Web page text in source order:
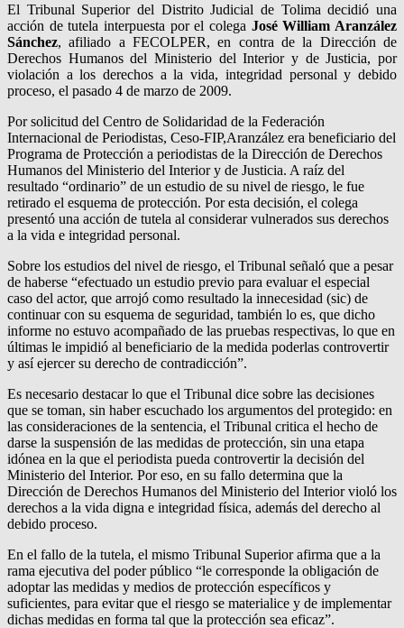
El Tribunal Superior del Distrito Judicial de Tolima decidió una
acción de tutela interpuesta por el colega José William Aranzález
Sánchez, afiliado a FECOLPER, en contra de la Dirección de
Derechos Humanos del Ministerio del Interior y de Justicia, por
violación a los derechos a la vida, integridad personal y debido
proceso, el pasado 4 de marzo de 2009.
Por solicitud del Centro de Solidaridad de la Federación
Internacional de Periodistas, Ceso-FIP,Aranzález era beneficiario del
Programa de Protección a periodistas de la Dirección de Derechos
Humanos del Ministerio del Interior y de Justicia. A raíz del
resultado “ordinario” de un estudio de su nivel de riesgo, le fue
retirado el esquema de protección. Por esta decisión, el colega
presentó una acción de tutela al considerar vulnerados sus derechos
a la vida e integridad personal.
Sobre los estudios del nivel de riesgo, el Tribunal señaló que a pesar
de haberse “efectuado un estudio previo para evaluar el especial
caso del actor, que arrojó como resultado la innecesidad (sic) de
continuar con su esquema de seguridad, también lo es, que dicho
informe no estuvo acompañado de las pruebas respectivas, lo que en
últimas le impidió al beneficiario de la medida poderlas controvertir
y así ejercer su derecho de contradicción”.
Es necesario destacar lo que el Tribunal dice sobre las decisiones
que se toman, sin haber escuchado los argumentos del protegido: en
las consideraciones de la sentencia, el Tribunal critica el hecho de
darse la suspensión de las medidas de protección, sin una etapa
idónea en la que el periodista pueda controvertir la decisión del
Ministerio del Interior. Por eso, en su fallo determina que la
Dirección de Derechos Humanos del Ministerio del Interior violó los
derechos a la vida digna e integridad física, además del derecho al
debido proceso.
En el fallo de la tutela, el mismo Tribunal Superior afirma que a la
rama ejecutiva del poder público “le corresponde la obligación de
adoptar las medidas y medios de protección específicos y
suficientes, para evitar que el riesgo se materialice y de implementar
dichas medidas en forma tal que la protección sea eficaz”.